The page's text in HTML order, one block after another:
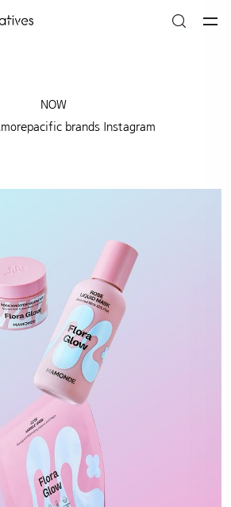
NOW
brands Instagram